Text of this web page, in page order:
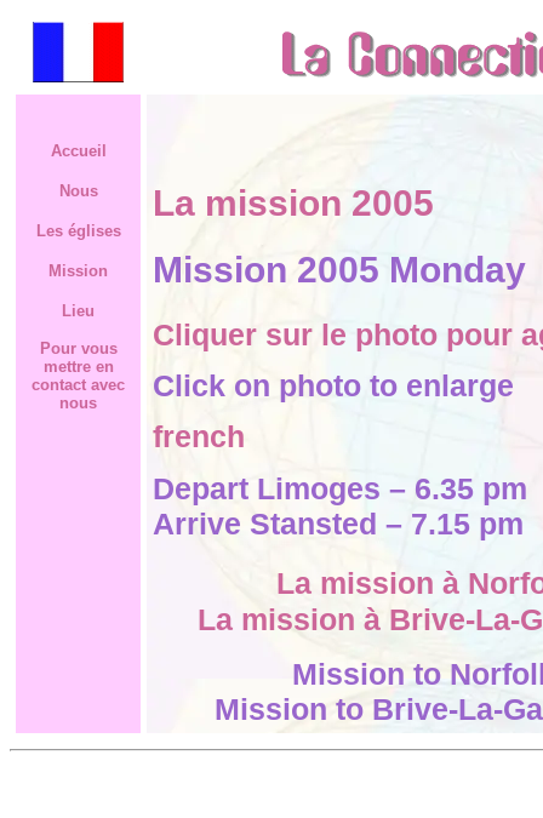
Accueil
Nous
Les églises
Mission
Lieu
Pour vous
mettre en
contact avec
nous
La mission 2005
Mission 2005 Monday
Cliquer sur le photo pour
Click on photo to enlarge
french
Depart Limoges – 6.35 pm
Arrive Stansted – 7.15 pm
La mission à
La mission à Brive-La-
Mission to
Mission to Brive-La-